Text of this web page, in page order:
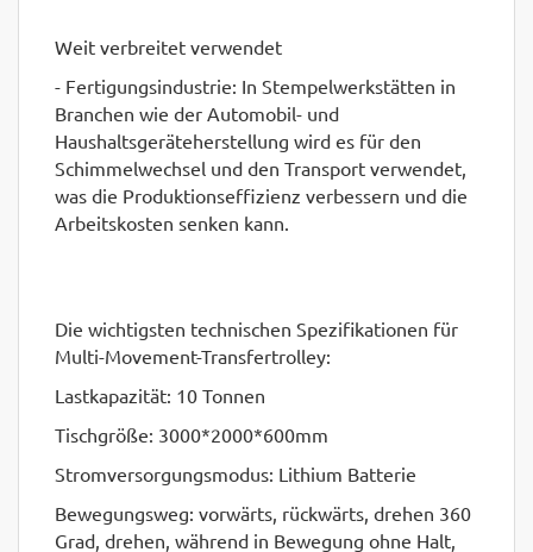
Weit verbreitet verwendet
- Fertigungsindustrie: In Stempelwerkstätten in
Branchen wie der Automobil- und
Haushaltsgeräteherstellung wird es für den
Schimmelwechsel und den Transport verwendet,
was die Produktionseffizienz verbessern und die
Arbeitskosten senken kann.
Die wichtigsten technischen Spezifikationen für
Multi-Movement-Transfertrolley:
Lastkapazität: 10 Tonnen
Tischgröße: 3000*2000*600mm
Stromversorgungsmodus: Lithium Batterie
Bewegungsweg: vorwärts, rückwärts, drehen 360
Grad, drehen, während in Bewegung ohne Halt,